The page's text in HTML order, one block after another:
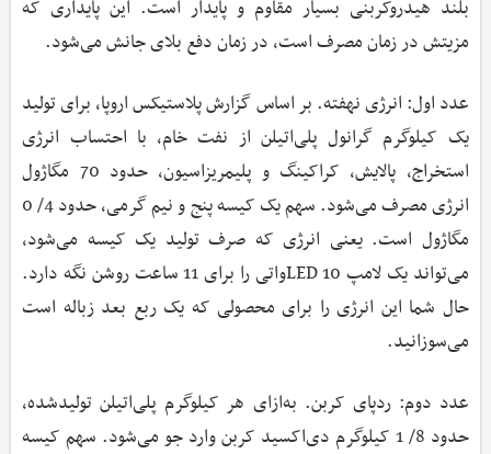
بلند هیدروکربنی بسیار مقاوم و پایدار است. این پایداری که
مزیتش در زمان مصرف است، در زمان دفع بلای جانش می‌شود.
عدد اول: انرژی نهفته. بر اساس گزارش پلاستیکس اروپا، برای تولید
یک کیلوگرم گرانول پلی‌اتیلن از نفت خام، با احتساب انرژی
استخراج، پالایش، کراکینگ و پلیمریزاسیون، حدود 70 مگاژول
انرژی مصرف می‌شود. سهم یک کیسه پنج و نیم گرمی، حدود 4/ 0
مگاژول است. یعنی انرژی‌ که صرف تولید یک کیسه می‌شود،
می‌تواند یک لامپ LED ‌10واتی را برای 11 ساعت روشن نگه دارد.
حال شما این انرژی را برای محصولی که یک ربع بعد زباله است
می‌سوزانید.
عدد دوم: ردپای کربن. به‌ازای هر کیلوگرم پلی‌اتیلن تولیدشده،
حدود 8/ 1 کیلوگرم دی‌اکسید کربن وارد جو می‌شود. سهم کیسه